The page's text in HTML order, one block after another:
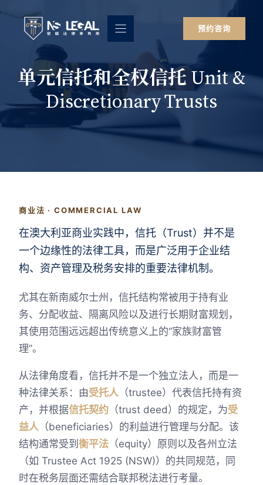
预约咨询
单元信托和全权信托 Unit &
Discretionary Trusts
商业法 · COMMERCIAL LAW
在澳大利亚商业实践中，信托（Trust）并不是
一个边缘性的法律工具，而是广泛用于企业结
构、资产管理及税务安排的重要法律机制。
尤其在新南威尔士州，信托结构常被用于持有业
务、分配收益、隔离风险以及进行长期财富规划，
其使用范围远远超出传统意义上的“家族财富管
理”。
从法律角度看，信托并不是一个独立法人，而是一
种法律关系：由受托人 （trustee）代表信托持有资
产，并根据信托契约 （trust deed）的规定，为受
益人 （beneficiaries）的利益进行管理与分配。该
结构通常受到 衡平法 （equity）原则以及各州立法
（如 Trustee Act 1925 (NSW)）的共同规范，同
时在税务层面还需结合联邦税法进行考量。